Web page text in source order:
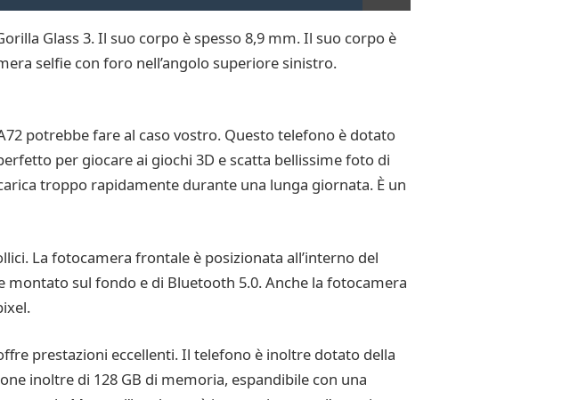
Glass 3. Il suo corpo è spesso 8,9 mm. Il suo corpo è
selfie con foro nell’angolo superiore sinistro.
potrebbe fare al caso vostro. Questo telefono è dotato
per giocare ai giochi 3D e scatta bellissime foto di
troppo rapidamente durante una lunga giornata. È un
La fotocamera frontale è posizionata all’interno del
sul fondo e di Bluetooth 5.0. Anche la fotocamera
prestazioni eccellenti. Il telefono è inoltre dotato della
inoltre di 128 GB di memoria, espandibile con una